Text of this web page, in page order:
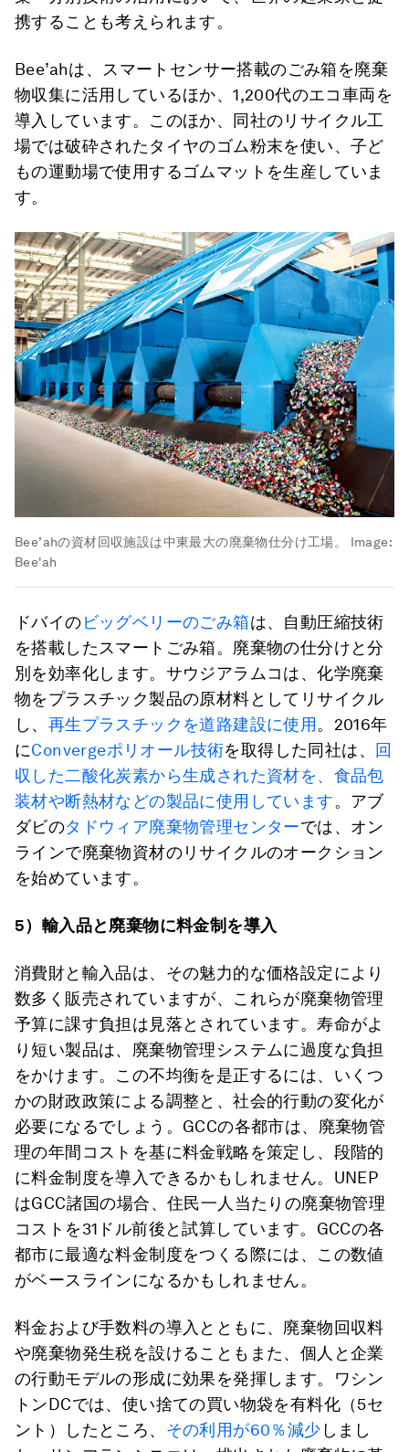
携することも考えられます。
Bee’ahは、スマートセンサー搭載のごみ箱を廃棄
物収集に活用しているほか、1,200代のエコ車両を
導入しています。このほか、同社のリサイクル工
場では破砕されたタイヤのゴム粉末を使い、子ど
もの運動場で使用するゴムマットを生産していま
す。
Bee’ahの資材回収施設は中東最大の廃棄物仕分け工場。
Image:
Bee'ah
ドバイのビッグベリーのごみ箱は、自動圧縮技術
を搭載したスマートごみ箱。廃棄物の仕分けと分
別を効率化します。サウジアラムコは、化学廃棄
物をプラスチック製品の原材料としてリサイクル
し、 再生プラスチックを道路建設に使用。2016年
にConvergeポリオール技術を取得した同社は、 回
収した二酸化炭素から生成された資材を、食品包
装材や断熱材などの製品に使用しています。アブ
ダビのタドウィア廃棄物管理センターでは、オン
ラインで廃棄物資材のリサイクルのオークション
を始めています。
5）輸入品と廃棄物に料金制を導入
消費財と輸入品は、その魅力的な価格設定により
数多く販売されていますが、これらが廃棄物管理
予算に課す負担は見落とされています。寿命がよ
り短い製品は、廃棄物管理システムに過度な負担
をかけます。この不均衡を是正するには、いくつ
かの財政政策による調整と、社会的行動の変化が
必要になるでしょう。GCCの各都市は、廃棄物管
理の年間コストを基に料金戦略を策定し、段階的
に料金制度を導入できるかもしれません。UNEP
はGCC諸国の場合、住民一人当たりの廃棄物管理
コストを31ドル前後と試算しています。GCCの各
都市に最適な料金制度をつくる際には、この数値
がベースラインになるかもしれません。
料金および手数料の導入とともに、廃棄物回収料
や廃棄物発生税を設けることもまた、個人と企業
の行動モデルの形成に効果を発揮します。ワシン
トンDCでは、使い捨ての買い物袋を有料化（5セ
ント）したところ、 その利用が60％減少 しまし